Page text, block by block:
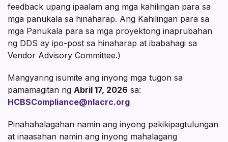
feedback upang ipaalam ang mga kahilingan para sa
mga panukala sa hinaharap. Ang Kahilingan para sa
mga Panukala para sa mga proyektong inaprubahan
ng DDS ay ipo-post sa hinaharap at ibabahagi sa
Vendor Advisory Committee.)
Mangyaring isumite ang inyong mga tugon sa
pamamagitan ng Abril 17, 2026 sa:
HCBSCompliance@nlacrc.org
Pinahahalagahan namin ang inyong pakikipagtulungan
at inaasahan namin ang inyong mahalagang